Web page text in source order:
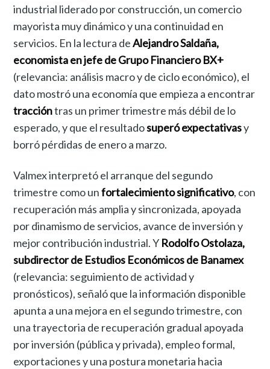
industrial liderado por construcción, un comercio
mayorista muy dinámico y una continuidad en
servicios. En la lectura deAlejandro Saldaña,
economista en jefe de Grupo Financiero BX+
(relevancia: análisis macro y de ciclo económico), el
dato mostró una economía que empieza a encontrar
traccióntras un primer trimestre más débil de lo
esperado, y que el resultadosuperó expectativasy
borró pérdidas de enero a marzo.
Valmex interpretó el arranque del segundo
trimestre como unfortalecimiento significativo, con
recuperación más amplia y sincronizada, apoyada
por dinamismo de servicios, avance de inversión y
mejor contribución industrial. YRodolfo Ostolaza,
subdirector de Estudios Económicos de Banamex
(relevancia: seguimiento de actividad y
pronósticos), señaló que la información disponible
apunta a una mejora en el segundo trimestre, con
una trayectoria de recuperación gradual apoyada
por inversión (pública y privada), empleo formal,
exportaciones y una postura monetaria hacia